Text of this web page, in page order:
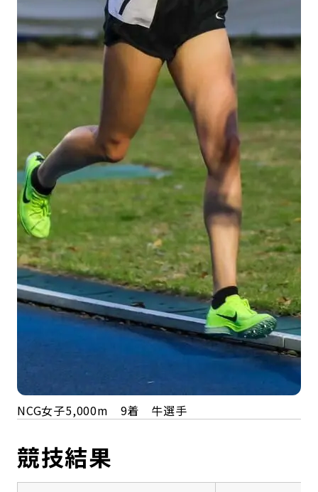
NCG女子5,000m 9着 牛選手
競技結果